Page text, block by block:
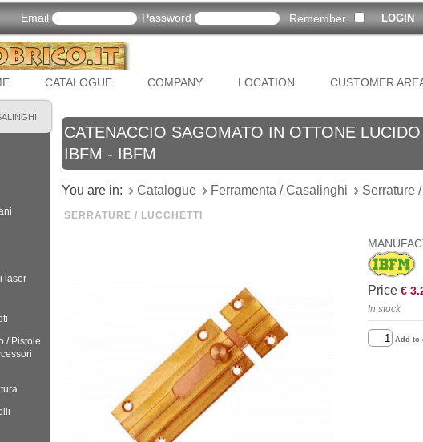
Email Password Remember
CATALOGUE COMPANY LOCATION CUSTOMER
laser
/ Pistole
CATENACCIO SAGOMATO IN OTTONE
IBFM - IBFM
You are in: Catalogue Ferramenta / Casalinghi Serrature
SERRATURE / LUCCHETTI
Price €
In stock
Add to